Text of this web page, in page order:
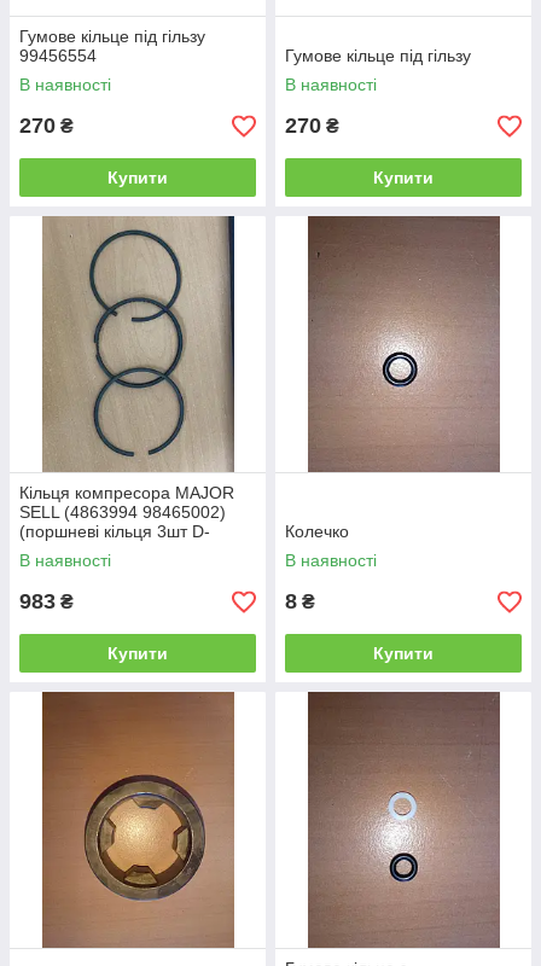
Гумове кільце під гільзу
99456554
В наявності
270 ₴
Купити
Гумове кільце під гільзу
В наявності
270 ₴
Купити
Кільця компресора MAJOR
SELL (4863994 98465002)
(поршневі кільця 3шт D-
80mm товщ 2mm)x2x4
В наявності
983 ₴
Купити
Колечко
В наявності
8 ₴
Купити